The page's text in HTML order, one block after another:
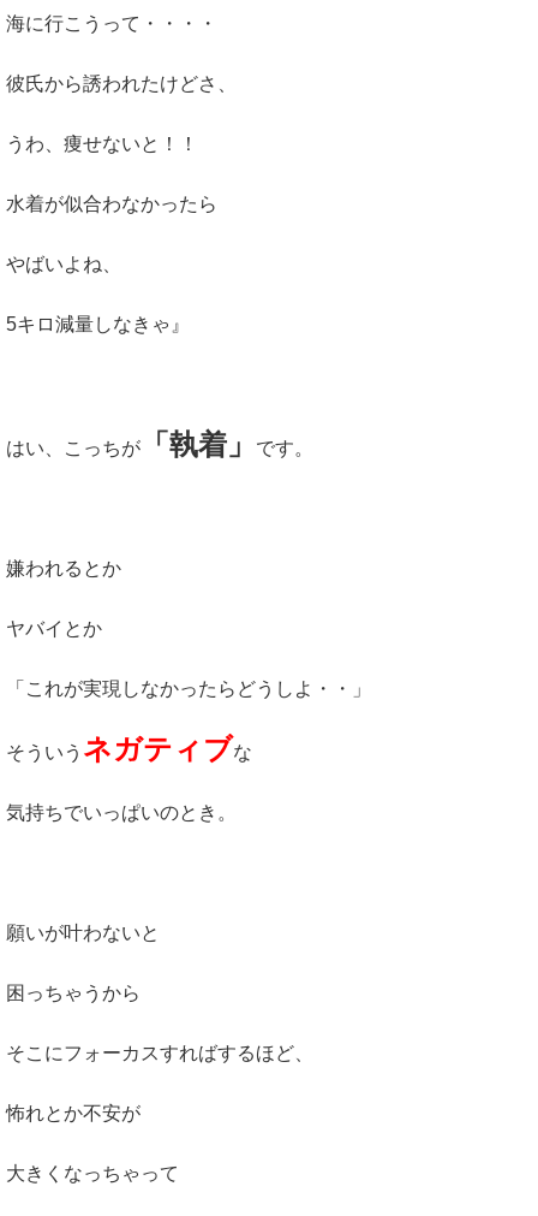
海に行こうって・・・・
彼氏から誘われたけどさ、
うわ、痩せないと！！
水着が似合わなかったら
やばいよね、
5キロ減量しなきゃ』
はい、こっちが 「執着」 です。
嫌われるとか
ヤバイとか
「これが実現しなかったらどうしよ・・」
そういう ネガティブな
気持ちでいっぱいのとき。
願いが叶わないと
困っちゃうから
そこにフォーカスすればするほど、
怖れとか不安が
大きくなっちゃって